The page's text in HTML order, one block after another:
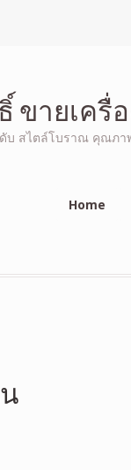
ขายเครื่
บ สไตล์โบราณ คุณภ
Home